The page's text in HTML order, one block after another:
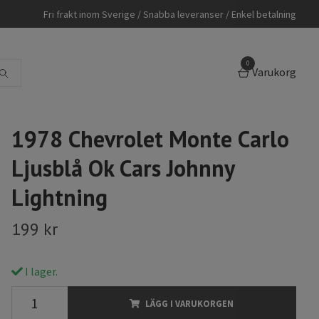
Fri frakt inom Sverige / Snabba leveranser / Enkel betalning
0
Varukorg
1978 Chevrolet Monte Carlo
Ljusblå Ok Cars Johnny
Lightning
199 kr
I lager.
LÄGG I VARUKORGEN